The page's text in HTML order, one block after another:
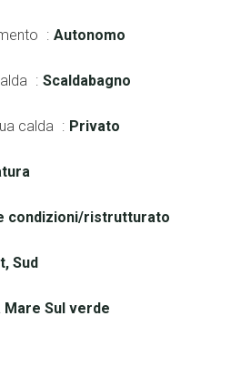
Autonomo
Scaldabagno
calda Privato
condizioni/ristrutturato
Sud
Mare Sul verde